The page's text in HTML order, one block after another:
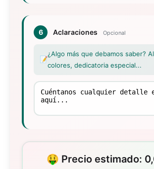
6 Aclaraciones Opcional
📝
¿Algo más que debamos saber?
colores, dedicatoria especial...
🤑 Precio estimado: